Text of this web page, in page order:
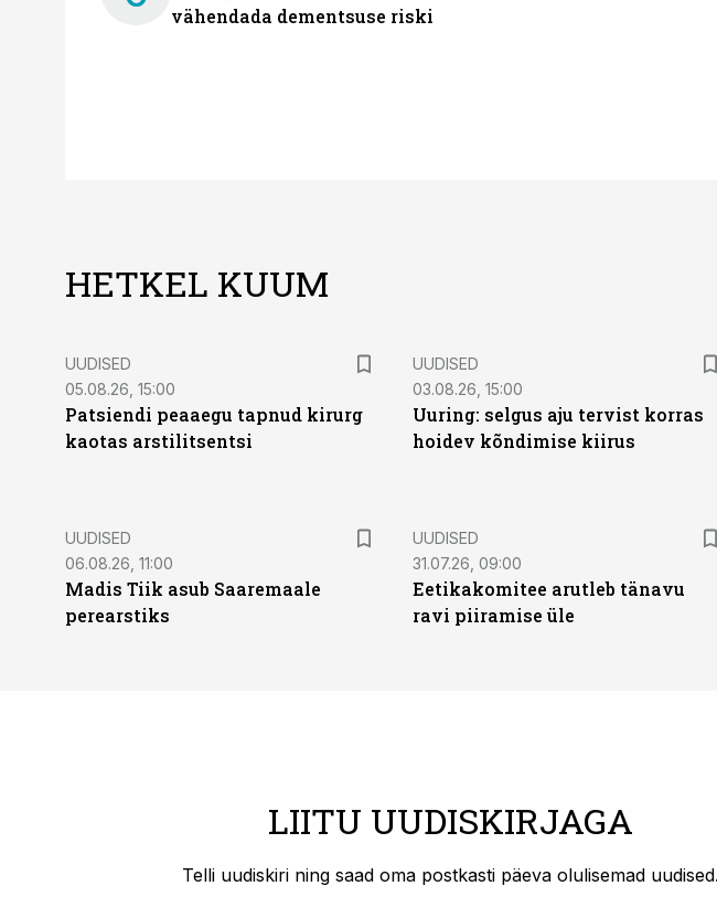
vähendada dementsuse riski
HETKEL KUUM
UUDISED
05.08.26, 15:00
Patsiendi peaaegu tapnud kirurg
kaotas arstilitsentsi
UUDISED
03.08.26, 15:00
Uuring: selgus aju tervist korras
hoidev kõndimise kiirus
UUDISED
06.08.26, 11:00
Madis Tiik asub Saaremaale
perearstiks
UUDISED
31.07.26, 09:00
Eetikakomitee arutleb tänavu
ravi piiramise üle
LIITU UUDISKIRJAGA
Telli uudiskiri ning saad oma postkasti päeva olulisemad uudised.